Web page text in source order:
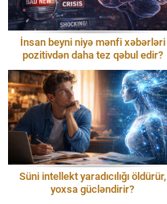
İnsan beyni niyə mənfi xəbərləri
pozitivdən daha tez qəbul edir?
Süni intellekt yaradıcılığı öldürür,
yoxsa gücləndirir?